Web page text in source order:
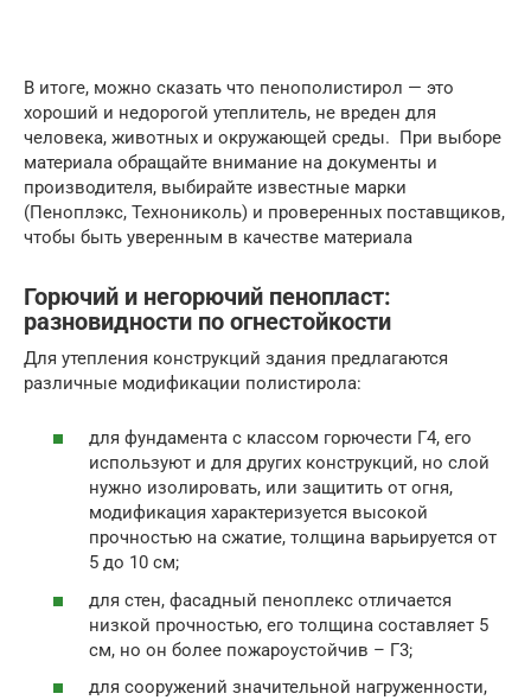
В итоге, можно сказать что пенополистирол — это
хороший и недорогой утеплитель, не вреден для
человека, животных и окружающей среды. При выборе
материала обращайте внимание на документы и
производителя, выбирайте известные марки
(Пеноплэкс, Технониколь) и проверенных поставщиков,
чтобы быть уверенным в качестве материала
Горючий и негорючий пенопласт:
разновидности по огнестойкости
Для утепления конструкций здания предлагаются
различные модификации полистирола:
для фундамента с классом горючести Г4, его
используют и для других конструкций, но слой
нужно изолировать, или защитить от огня,
модификация характеризуется высокой
прочностью на сжатие, толщина варьируется от
5 до 10 см;
для стен, фасадный пеноплекс отличается
низкой прочностью, его толщина составляет 5
см, но он более пожароустойчив – Г3;
для сооружений значительной нагруженности,